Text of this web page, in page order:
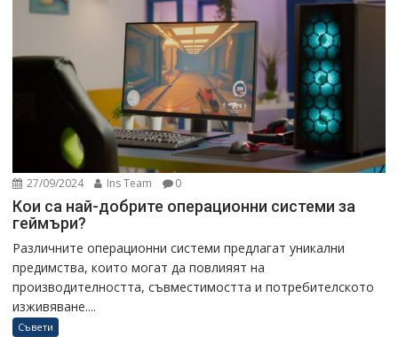
27/09/2024 Ins Team 0
Кои са най-добрите операционни системи за
геймъри?
Различните операционни системи предлагат уникални
предимства, които могат да повлияят на
производителността, съвместимостта и потребителското
изживяване....
Съвети